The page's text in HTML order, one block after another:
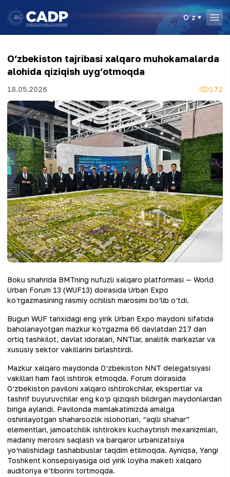
Oʻz
O‘zbekiston tajribasi xalqaro muhokamalarda
alohida qiziqish uyg‘otmoqda
18.05.2026 172
Boku shahrida BMTning nufuzli xalqaro platformasi — World
Urban Forum 13 (WUF13) doirasida Urban Expo
ko‘rgazmasining rasmiy ochilish marosimi bo‘lib o‘tdi.
Bugun WUF tarixidagi eng yirik Urban Expo maydoni sifatida
baholanayotgan mazkur ko‘rgazma 66 davlatdan 217 dan
ortiq tashkilot, davlat idoralari, NNTlar, analitik markazlar va
xususiy sektor vakillarini birlashtirdi.
Mazkur xalqaro maydonda O‘zbekiston NNT delegatsiyasi
vakillari ham faol ishtirok etmoqda. Forum doirasida
O‘zbekiston paviloni xalqaro ishtirokchilar, ekspertlar va
tashrif buyuruvchilar eng ko‘p qiziqish bildirgan maydonlardan
biriga aylandi. Pavilonda mamlakatimizda amalga
oshirilayotgan shaharsozlik islohotlari, “aqlli shahar”
elementlari, jamoatchilik ishtirokini kuchaytirish mexanizmlari,
madaniy merosni saqlash va barqaror urbanizatsiya
yo‘nalishidagi tashabbuslar taqdim etilmoqda. Ayniqsa, Yangi
Toshkent konsepsiyasiga oid yirik loyiha maketi xalqaro
auditoriya e’tiborini tortmoqda.